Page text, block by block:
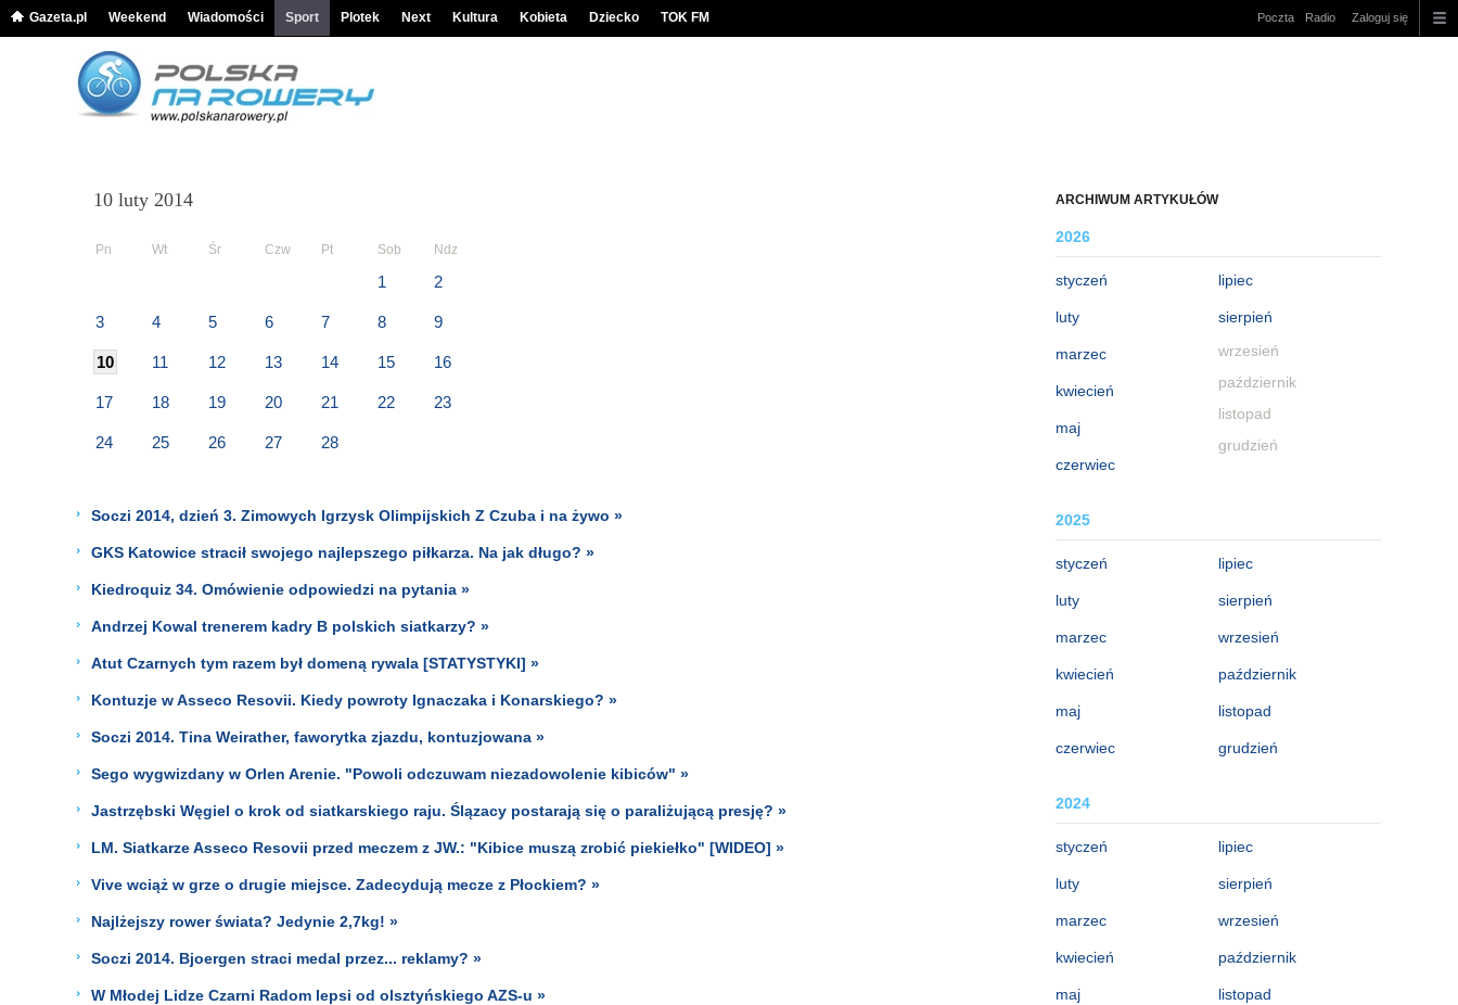
Gazeta.pl Weekend Wiadomości Sport Plotek Next Kultura Kobieta Dziecko TOK FM Poczta Radio Zaloguj się
ARCHIWUM ARTYKUŁÓW
2026
styczeń
luty
marzec
kwiecień
maj
czerwiec
lipiec
sierpień
wrzesień
październik
listopad
grudzień
2025
styczeń
luty
marzec
kwiecień
maj
czerwiec
lipiec
sierpień
wrzesień
październik
listopad
grudzień
2024
styczeń
luty
marzec
kwiecień
maj
lipiec
sierpień
wrzesień
październik
listopad
10 luty 2014
Pn Wt Śr Czw Pt Sob Ndz
1 2
3 4 5 6 7 8 9
10 11 12 13 14 15 16
17 18 19 20 21 22 23
24 25 26 27 28
Soczi 2014, dzień 3. Zimowych Igrzysk Olimpijskich Z Czuba i na żywo »
GKS Katowice stracił swojego najlepszego piłkarza. Na jak długo? »
Kiedroquiz 34. Omówienie odpowiedzi na pytania »
Andrzej Kowal trenerem kadry B polskich siatkarzy? »
Atut Czarnych tym razem był domeną rywala [STATYSTYKI] »
Kontuzje w Asseco Resovii. Kiedy powroty Ignaczaka i Konarskiego? »
Soczi 2014. Tina Weirather, faworytka zjazdu, kontuzjowana »
Sego wygwizdany w Orlen Arenie. "Powoli odczuwam niezadowolenie kibiców" »
Jastrzębski Węgiel o krok od siatkarskiego raju. Ślązacy postarają się o paraliżującą presję? »
LM. Siatkarze Asseco Resovii przed meczem z JW.: "Kibice muszą zrobić piekiełko" [WIDEO] »
Vive wciąż w grze o drugie miejsce. Zadecydują mecze z Płockiem? »
Najlżejszy rower świata? Jedynie 2,7kg! »
Soczi 2014. Bjoergen straci medal przez... reklamy? »
W Młodej Lidze Czarni Radom lepsi od olsztyńskiego AZS-u »